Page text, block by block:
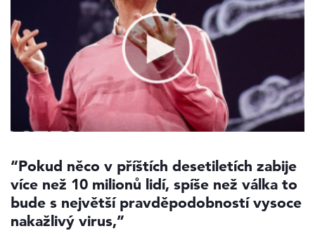
“Pokud něco v příštích desetiletích zabije
více než 10 milionů lidí, spíše než válka to
bude s největší pravděpodobností vysoce
nakažlivý virus,”